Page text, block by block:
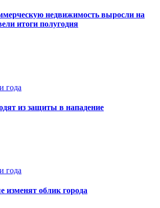
недвижимость выросли на
итоги полугодия
года
из защиты в нападение
года
изменят облик города